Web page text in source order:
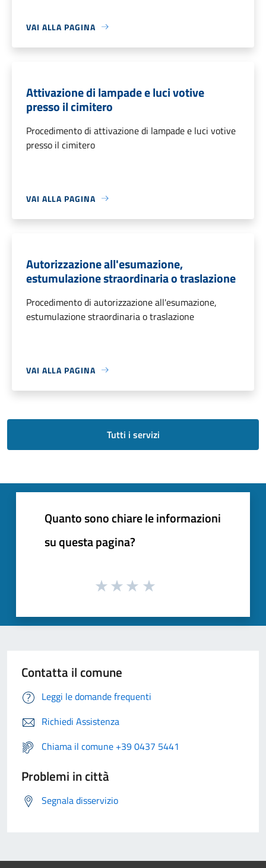
VAI ALLA PAGINA
Attivazione di lampade e luci votive
presso il cimitero
Procedimento di attivazione di lampade e luci votive
presso il cimitero
VAI ALLA PAGINA
Autorizzazione all'esumazione,
estumulazione straordinaria o traslazione
Procedimento di autorizzazione all'esumazione,
estumulazione straordinaria o traslazione
VAI ALLA PAGINA
Tutti i servizi
Quanto sono chiare le informazioni
su questa pagina?
Contatta il comune
Leggi le domande frequenti
Richiedi Assistenza
Chiama il comune +39 0437 5441
Problemi in città
Segnala disservizio